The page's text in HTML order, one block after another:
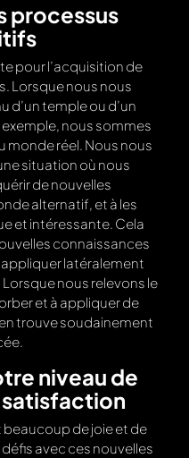
processus
pour l’acquisition de
Lorsque nous nous
d’un temple ou d’un
nous sommes
réel. Nous nous
situation où nous
de nouvelles
alternatif, et à les
et intéressante. Cela
connaissances
latéralement
nous relevons le
et à appliquer de
trouve soudainement
niveau de
de joie et de
avec ces nouvelles